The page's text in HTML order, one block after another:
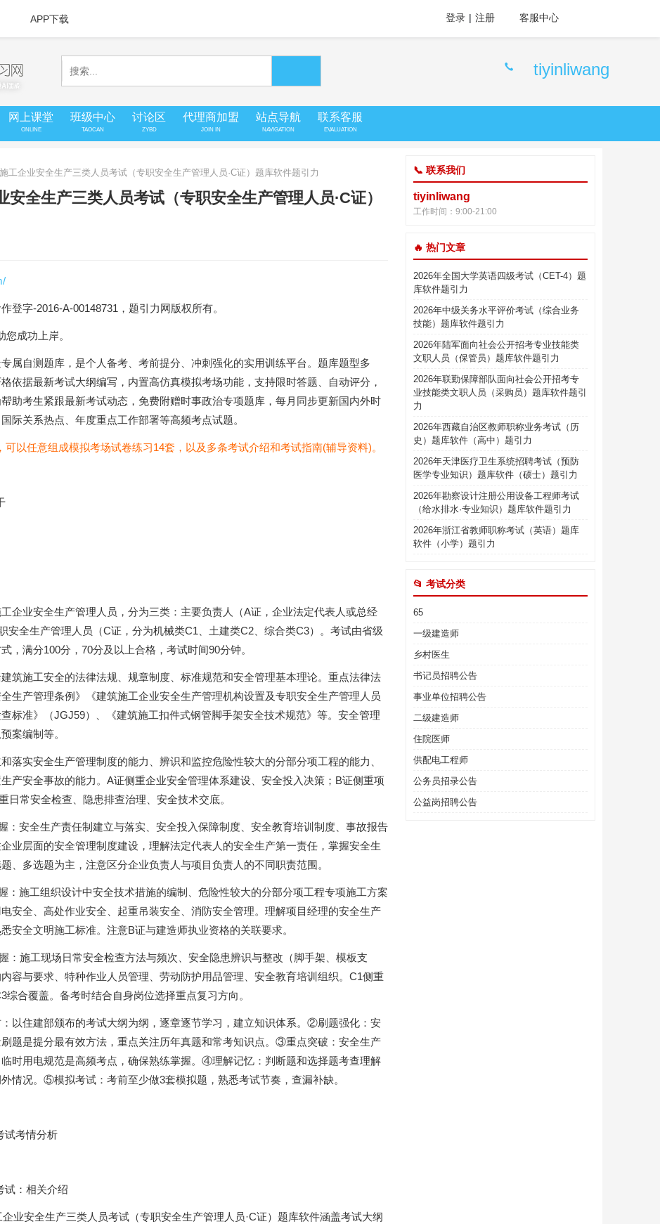
APP下载 登录 | 注册 客服中心
tiyinliwang
网上课堂
ONLINE
班级中心
TAOCAN
讨论区
ZYBD
代理商加盟
JOIN IN
站点导航
NAVIGATION
联系客服
EVALUATION
工企业安全生产三类人员考试（专职安全生产管理人员·C证）题库软件题引力
全生产三类人员考试（专职安全生产管理人员·C证）
登字-2016-A-00148731，题引力网版权所有。
成功上岸。
属自测题库，是个人备考、考前提分、冲刺强化的实用训练平台。题库题型多
依据最新考试大纲编写，内置高仿真模拟考场功能，支持限时答题、自动评分，
助考生紧跟最新考试动态，免费附赠时事政治专项题库，每月同步更新国内外时
际关系热点、年度重点工作部署等高频考点试题。
以任意组成模拟考场试卷练习14套，以及多条考试介绍和考试指南(辅导资料)。
企业安全生产管理人员，分为三类：主要负责人（A证，企业法定代表人或总经
安全生产管理人员（C证，分为机械类C1、土建类C2、综合类C3）。考试由省级
，满分100分，70分及以上合格，考试时间90分钟。
筑施工安全的法律法规、规章制度、标准规范和安全管理基本理论。重点法律法
生产管理条例》《建筑施工企业安全生产管理机构设置及专职安全生产管理人员
标准》（JGJ59）、《建筑施工扣件式钢管脚手架安全技术规范》等。安全管理
案编制等。
落实安全生产管理制度的能力、辨识和监控危险性较大的分部分项工程的能力、
产安全事故的能力。A证侧重企业安全管理体系建设、安全投入决策；B证侧重项
常安全检查、隐患排查治理、安全技术交底。
：安全生产责任制建立与落实、安全投入保障制度、安全教育培训制度、事故报告
业层面的安全管理制度建设，理解法定代表人的安全生产第一责任，掌握安全生
、多选题为主，注意区分企业负责人与项目负责人的不同职责范围。
：施工组织设计中安全技术措施的编制、危险性较大的分部分项工程专项施工方案
安全、高处作业安全、起重吊装安全、消防安全管理。理解项目经理的安全生产
安全文明施工标准。注意B证与建造师执业资格的关联要求。
：施工现场日常安全检查方法与频次、安全隐患辨识与整改（脚手架、模板支
容与要求、特种作业人员管理、劳动防护用品管理、安全教育培训组织。C1侧重
合覆盖。备考时结合自身岗位选择重点复习方向。
以住建部颁布的考试大纲为纲，逐章逐节学习，建立知识体系。②刷题强化：安
题是提分最有效方法，重点关注历年真题和常考知识点。③重点突破：安全生产
时用电规范是高频考点，确保熟练掌握。④理解记忆：判断题和选择题考查理解
情况。⑤模拟考试：考前至少做3套模拟题，熟悉考试节奏，查漏补缺。
试考情分析
：相关介绍
企业安全生产三类人员考试（专职安全生产管理人员·C证）题库软件涵盖考试大纲
📞 联系我们
tiyinliwang
工作时间：9:00-21:00
🔥 热门文章
2026年全国大学英语四级考试（CET-4）题
库软件题引力
2026年中级关务水平评价考试（综合业务
技能）题库软件题引力
2026年陆军面向社会公开招考专业技能类
文职人员（保管员）题库软件题引力
2026年联勤保障部队面向社会公开招考专
业技能类文职人员（采购员）题库软件题引
力
2026年西藏自治区教师职称业务考试（历
史）题库软件（高中）题引力
2026年天津医疗卫生系统招聘考试（预防
医学专业知识）题库软件（硕士）题引力
2026年勘察设计注册公用设备工程师考试
（给水排水·专业知识）题库软件题引力
2026年浙江省教师职称考试（英语）题库
软件（小学）题引力
📂 考试分类
65
一级建造师
乡村医生
书记员招聘公告
事业单位招聘公告
二级建造师
住院医师
供配电工程师
公务员招录公告
公益岗招聘公告